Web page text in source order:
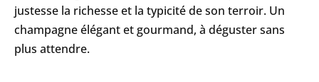
justesse la richesse et la typicité de son terroir. Un
champagne élégant et gourmand, à déguster sans
plus attendre.